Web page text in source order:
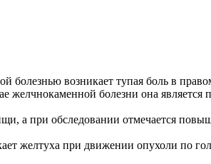
возникает тупая боль в
желчнокаменной болезни она является
а при обследовании отмечается
желтуха при движении опухоли по